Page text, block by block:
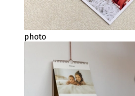
photo